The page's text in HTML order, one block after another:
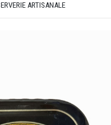
ARTISANALE